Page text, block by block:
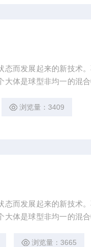
而发展起来的新技术
体是球型非均一的混
浏览量：3409
而发展起来的新技术
体是球型非均一的混
出病毒以及大规模大肠
浏览量：3665